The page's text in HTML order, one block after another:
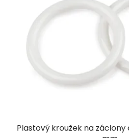
Plastový kroužek na